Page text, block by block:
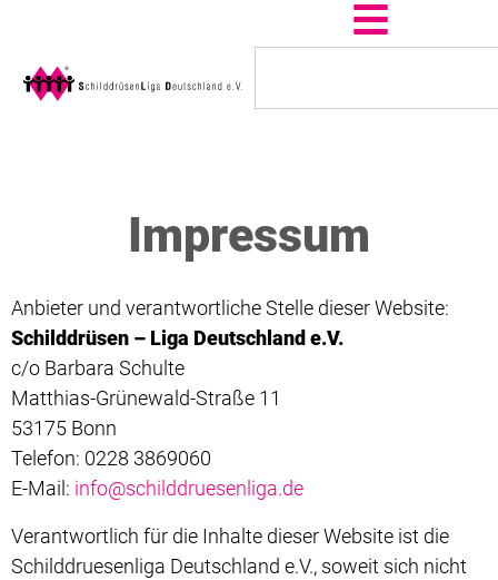
Impressum
Anbieter und verantwortliche Stelle dieser Website:
Schilddrüsen – Liga Deutschland e.V.
c/o Barbara Schulte
Matthias-Grünewald-Straße 11
53175 Bonn
Telefon: 0228 3869060
E-Mail: info@schilddruesenliga.de
Verantwortlich für die Inhalte dieser Website ist die
Schilddruesenliga Deutschland e.V., soweit sich nicht